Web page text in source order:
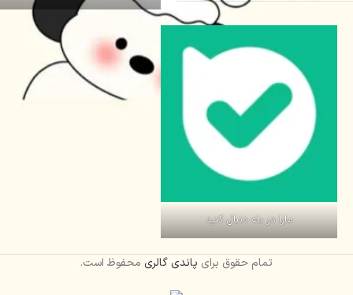
مارا در بله دنبال کنید
تمام حقوق برای پاندی گالری محفوظ است.